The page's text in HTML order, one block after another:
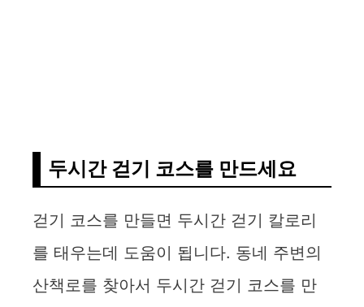
두시간 걷기 코스를 만드세요
걷기 코스를 만들면 두시간 걷기 칼로리
를 태우는데 도움이 됩니다. 동네 주변의
산책로를 찾아서 두시간 걷기 코스를 만